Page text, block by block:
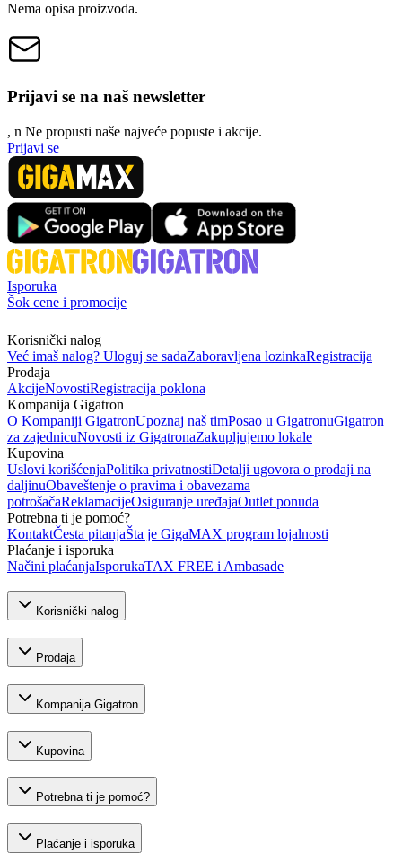
Nema opisa proizvoda.
Prijavi se na naš newsletter
, n Ne propusti naše najveće popuste i akcije.
Prijavi se
Isporuka
Šok cene i promocije
Korisnički nalog
Već imaš nalog? Uloguj se sadaZaboravljena lozinkaRegistracija
Prodaja
AkcijeNovostiRegistracija poklona
Kompanija Gigatron
O Kompaniji GigatronUpoznaj naš timPosao u GigatronuGigatron
za zajednicuNovosti iz GigatronaZakupljujemo lokale
Kupovina
Uslovi korišćenjaPolitika privatnostiDetalji ugovora o prodaji na
daljinuObaveštenje o pravima i obavezama
potrošačaReklamacijeOsiguranje uređajaOutlet ponuda
Potrebna ti je pomoć?
KontaktČesta pitanjaŠta je GigaMAX program lojalnosti
Plaćanje i isporuka
Načini plaćanjaIsporukaTAX FREE i Ambasade
Korisnički nalog
Prodaja
Kompanija Gigatron
Kupovina
Potrebna ti je pomoć?
Plaćanje i isporuka